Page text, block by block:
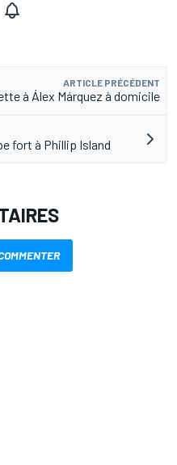
ARTICLE PRÉCÉDENT
à Álex Márquez à domicile
fort à Phillip Island